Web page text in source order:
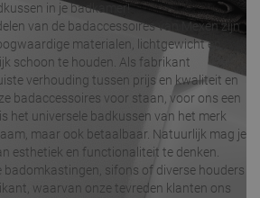
in je badkamer!
van de badaccessoires van Mexen zijn
materialen, lichtgewicht en
schoon te houden. Als fabrikant
verhouding tussen prijs en kwaliteit en
badaccessoires voor staan, voor ons een
het universele badkussen van het merk
maar ook betaalbaar. Natuurlijk mag je
esthetiek en functionaliteit te denken.
badomkastingen, sifons of diverse houders
waarvan onze tevreden klanten ons